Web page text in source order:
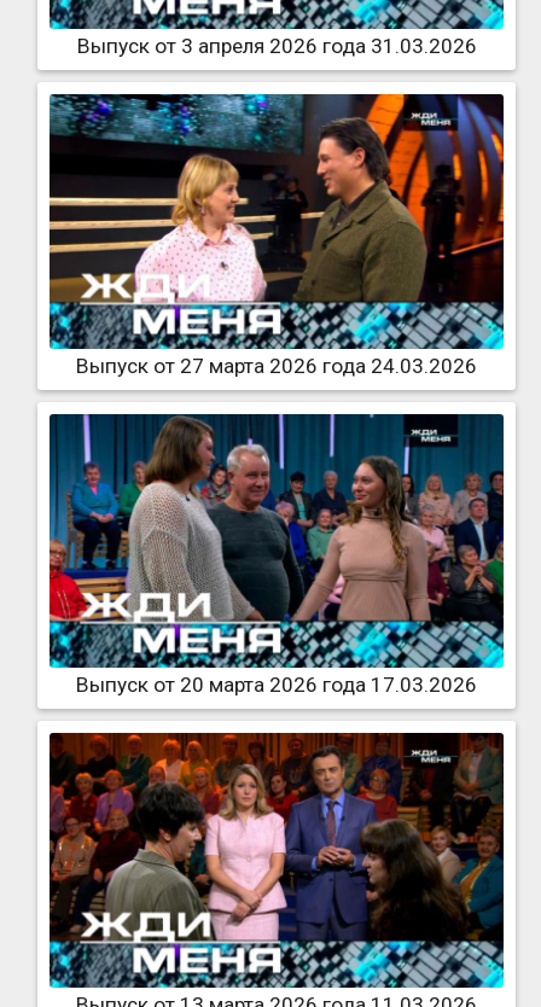
Выпуск от 3 апреля 2026 года 31.03.2026
Выпуск от 27 марта 2026 года 24.03.2026
Выпуск от 20 марта 2026 года 17.03.2026